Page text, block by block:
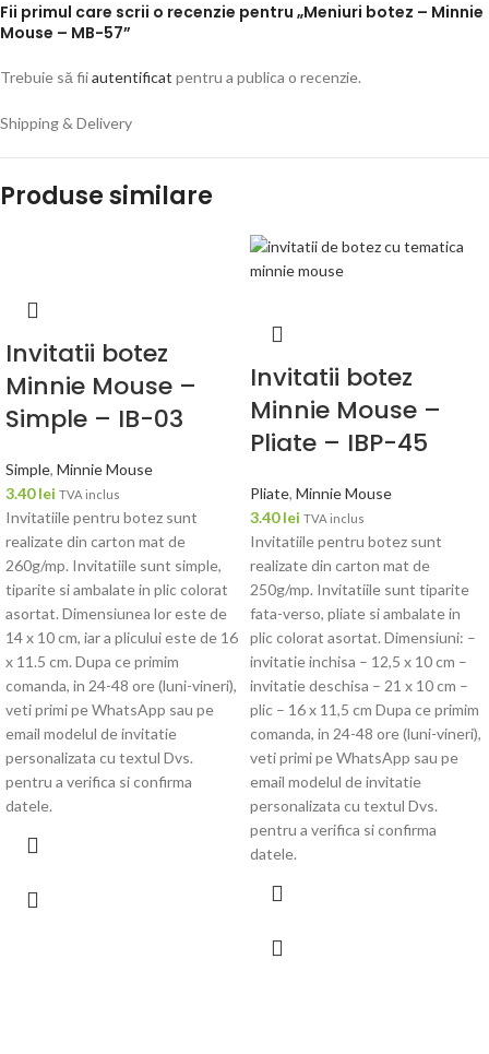
Fii primul care scrii o recenzie pentru „Meniuri botez – Minnie
Mouse – MB-57”
Trebuie să fiiautentificat pentru a publica o recenzie.
Shipping & Delivery
Produse similare
Invitatii botez
Minnie Mouse –
Simple – IB-03
Simple, Minnie Mouse
3.40lei TVA inclus
Invitatiile pentru botez sunt
realizate din carton mat de
260g/mp. Invitatiile sunt simple,
tiparite si ambalate in plic colorat
asortat. Dimensiunea lor este de
14 x 10 cm, iar a plicului este de 16
x 11.5 cm. Dupa ce primim
comanda, in 24-48 ore (luni-vineri),
veti primi pe WhatsApp sau pe
email modelul de invitatie
personalizata cu textul Dvs.
pentru a verifica si confirma
datele.
Invitatii botez
Minnie Mouse –
Pliate – IBP-45
Pliate, Minnie Mouse
3.40lei TVA inclus
Invitatiile pentru botez sunt
realizate din carton mat de
250g/mp. Invitatiile sunt tiparite
fata-verso, pliate si ambalate in
plic colorat asortat. Dimensiuni: –
invitatie inchisa – 12,5 x 10 cm –
invitatie deschisa – 21 x 10 cm –
plic – 16 x 11,5 cm Dupa ce primim
comanda, in 24-48 ore (luni-vineri),
veti primi pe WhatsApp sau pe
email modelul de invitatie
personalizata cu textul Dvs.
pentru a verifica si confirma
datele.